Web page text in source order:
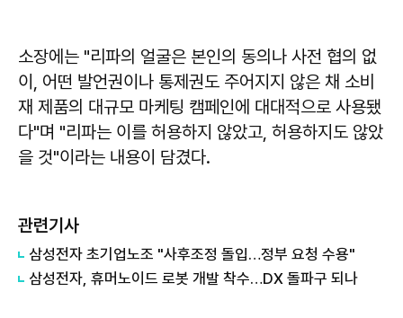
소장에는 "리파의 얼굴은 본인의 동의나 사전 협의 없
이, 어떤 발언권이나 통제권도 주어지지 않은 채 소비
재 제품의 대규모 마케팅 캠페인에 대대적으로 사용됐
다"며 "리파는 이를 허용하지 않았고, 허용하지도 않았
을 것"이라는 내용이 담겼다.
관련기사
삼성전자 초기업노조 "사후조정 돌입…정부 요청 수용"
삼성전자, 휴머노이드 로봇 개발 착수…DX 돌파구 되나